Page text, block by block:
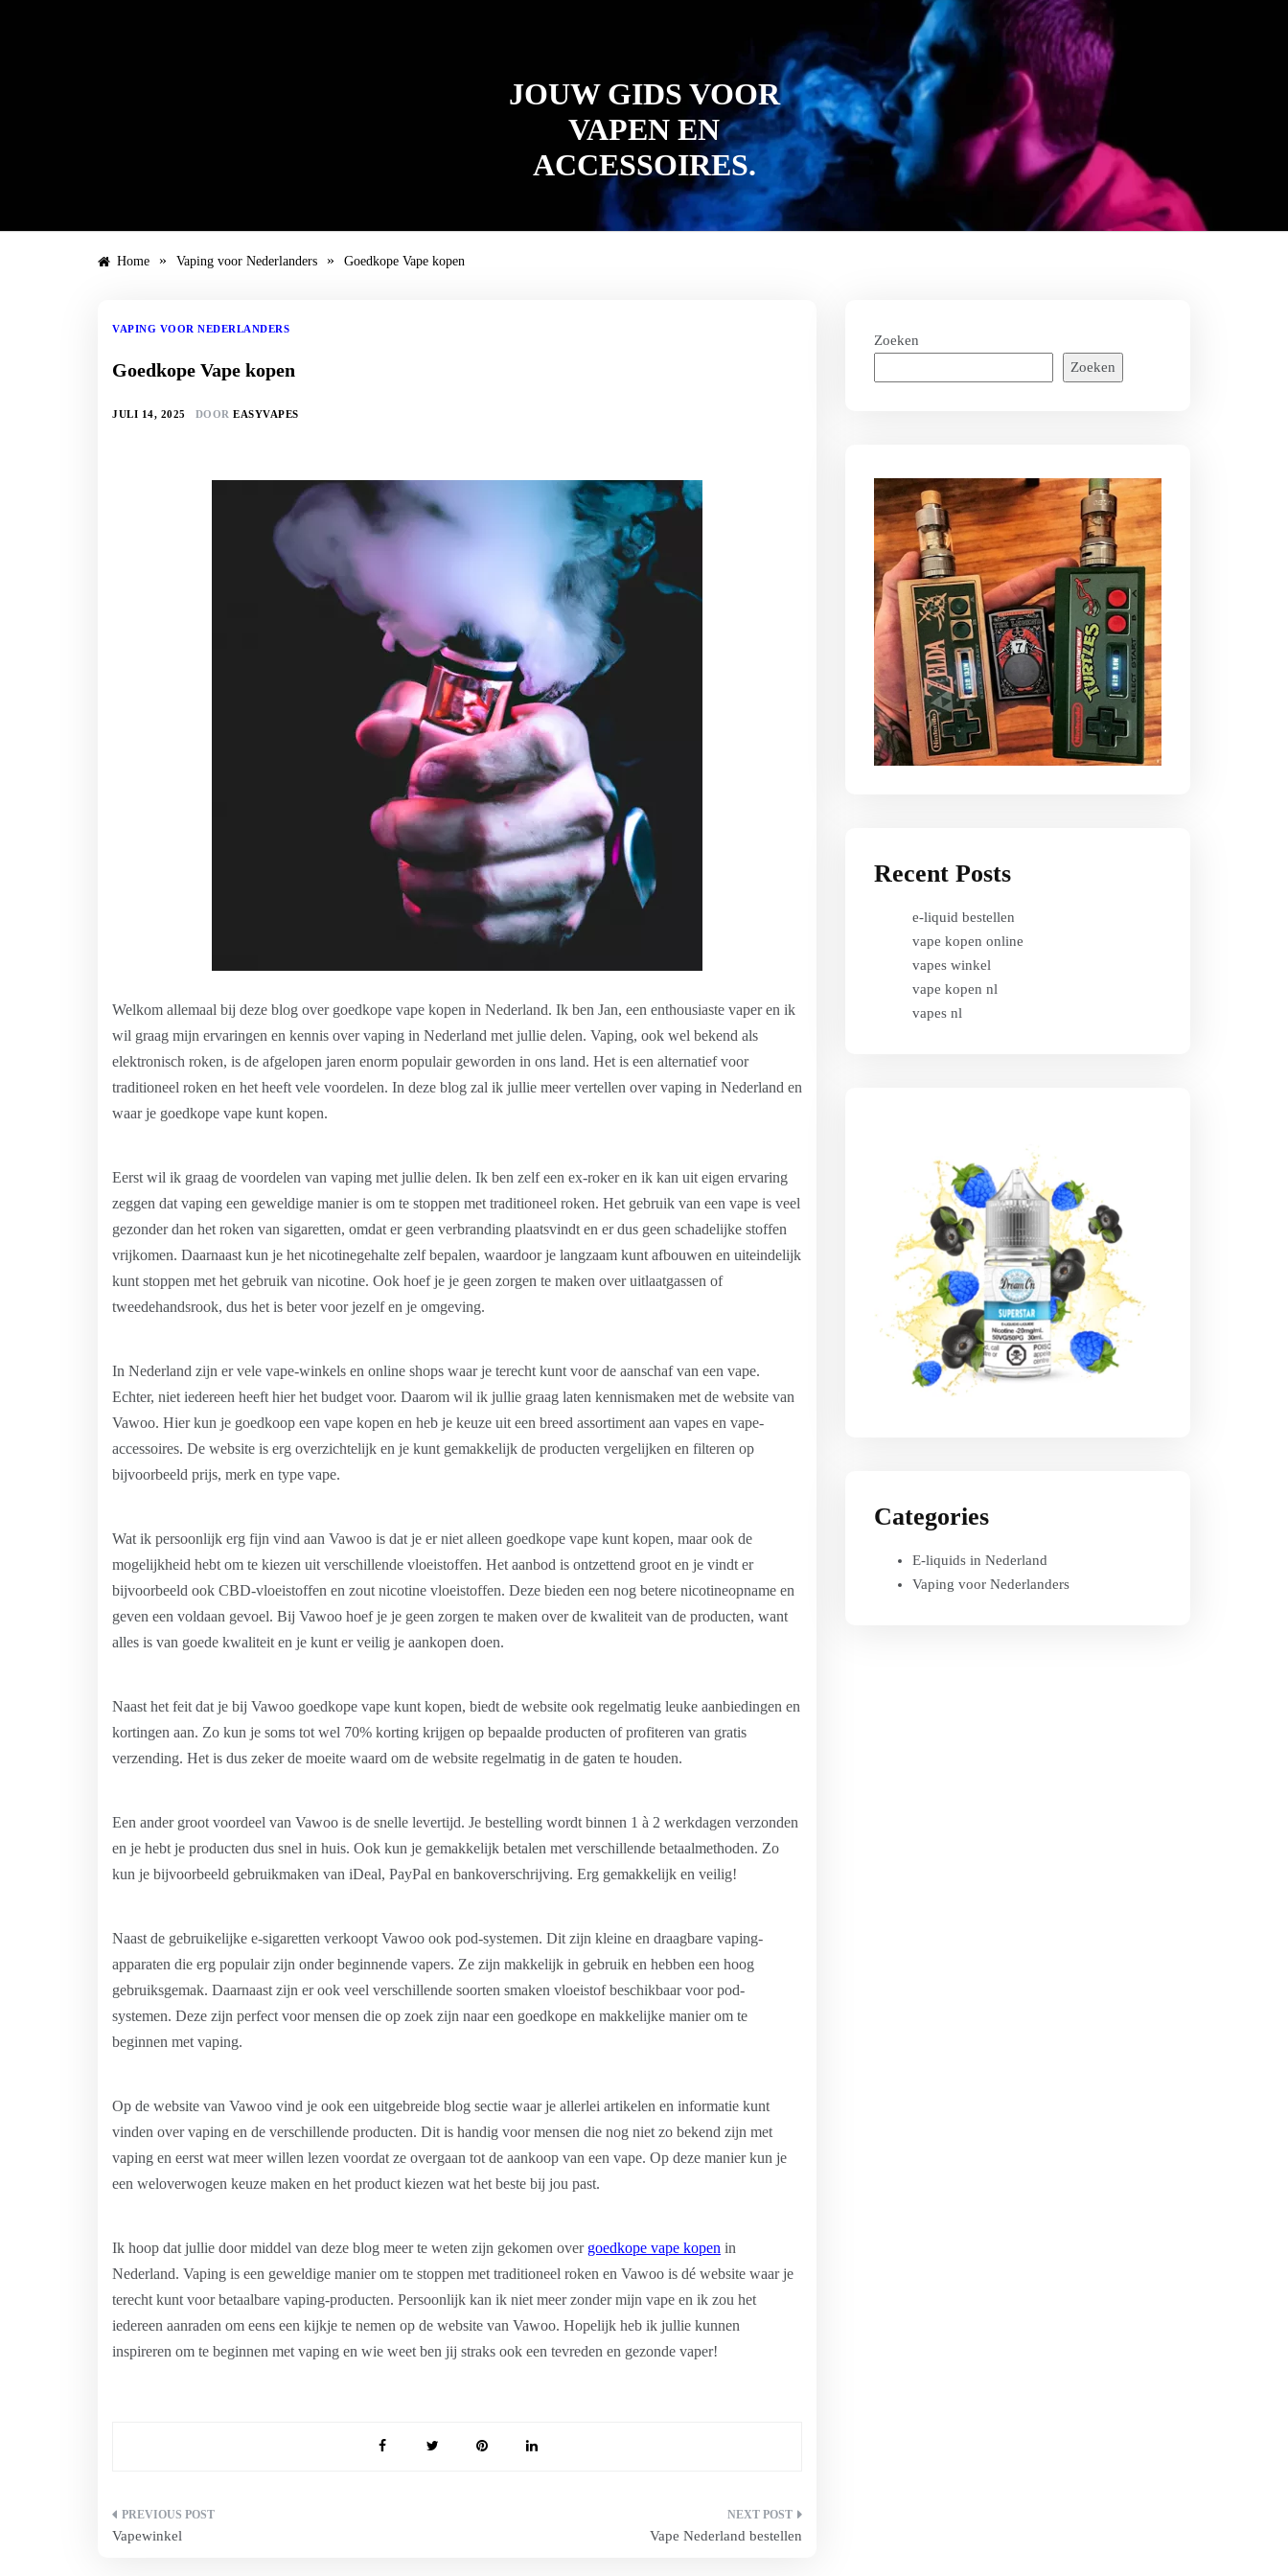
JOUW GIDS VOOR
VAPEN EN
ACCESSOIRES.
Home » Vaping voor Nederlanders » Goedkope Vape kopen
VAPING VOOR NEDERLANDERS
Goedkope Vape kopen
JULI 14, 2025 DOOR EASYVAPES
Welkom allemaal bij deze blog over goedkope vape kopen in Nederland. Ik ben Jan, een enthousiaste vaper en ik
wil graag mijn ervaringen en kennis over vaping in Nederland met jullie delen. Vaping, ook wel bekend als
elektronisch roken, is de afgelopen jaren enorm populair geworden in ons land. Het is een alternatief voor
traditioneel roken en het heeft vele voordelen. In deze blog zal ik jullie meer vertellen over vaping in Nederland en
waar je goedkope vape kunt kopen.
Eerst wil ik graag de voordelen van vaping met jullie delen. Ik ben zelf een ex-roker en ik kan uit eigen ervaring
zeggen dat vaping een geweldige manier is om te stoppen met traditioneel roken. Het gebruik van een vape is veel
gezonder dan het roken van sigaretten, omdat er geen verbranding plaatsvindt en er dus geen schadelijke stoffen
vrijkomen. Daarnaast kun je het nicotinegehalte zelf bepalen, waardoor je langzaam kunt afbouwen en uiteindelijk
kunt stoppen met het gebruik van nicotine. Ook hoef je je geen zorgen te maken over uitlaatgassen of
tweedehandsrook, dus het is beter voor jezelf en je omgeving.
In Nederland zijn er vele vape-winkels en online shops waar je terecht kunt voor de aanschaf van een vape.
Echter, niet iedereen heeft hier het budget voor. Daarom wil ik jullie graag laten kennismaken met de website van
Vawoo. Hier kun je goedkoop een vape kopen en heb je keuze uit een breed assortiment aan vapes en vape-
accessoires. De website is erg overzichtelijk en je kunt gemakkelijk de producten vergelijken en filteren op
bijvoorbeeld prijs, merk en type vape.
Wat ik persoonlijk erg fijn vind aan Vawoo is dat je er niet alleen goedkope vape kunt kopen, maar ook de
mogelijkheid hebt om te kiezen uit verschillende vloeistoffen. Het aanbod is ontzettend groot en je vindt er
bijvoorbeeld ook CBD-vloeistoffen en zout nicotine vloeistoffen. Deze bieden een nog betere nicotineopname en
geven een voldaan gevoel. Bij Vawoo hoef je je geen zorgen te maken over de kwaliteit van de producten, want
alles is van goede kwaliteit en je kunt er veilig je aankopen doen.
Naast het feit dat je bij Vawoo goedkope vape kunt kopen, biedt de website ook regelmatig leuke aanbiedingen en
kortingen aan. Zo kun je soms tot wel 70% korting krijgen op bepaalde producten of profiteren van gratis
verzending. Het is dus zeker de moeite waard om de website regelmatig in de gaten te houden.
Een ander groot voordeel van Vawoo is de snelle levertijd. Je bestelling wordt binnen 1 à 2 werkdagen verzonden
en je hebt je producten dus snel in huis. Ook kun je gemakkelijk betalen met verschillende betaalmethoden. Zo
kun je bijvoorbeeld gebruikmaken van iDeal, PayPal en bankoverschrijving. Erg gemakkelijk en veilig!
Naast de gebruikelijke e-sigaretten verkoopt Vawoo ook pod-systemen. Dit zijn kleine en draagbare vaping-
apparaten die erg populair zijn onder beginnende vapers. Ze zijn makkelijk in gebruik en hebben een hoog
gebruiksgemak. Daarnaast zijn er ook veel verschillende soorten smaken vloeistof beschikbaar voor pod-
systemen. Deze zijn perfect voor mensen die op zoek zijn naar een goedkope en makkelijke manier om te
beginnen met vaping.
Op de website van Vawoo vind je ook een uitgebreide blog sectie waar je allerlei artikelen en informatie kunt
vinden over vaping en de verschillende producten. Dit is handig voor mensen die nog niet zo bekend zijn met
vaping en eerst wat meer willen lezen voordat ze overgaan tot de aankoop van een vape. Op deze manier kun je
een weloverwogen keuze maken en het product kiezen wat het beste bij jou past.
Ik hoop dat jullie door middel van deze blog meer te weten zijn gekomen over goedkope vape kopen in
Nederland. Vaping is een geweldige manier om te stoppen met traditioneel roken en Vawoo is dé website waar je
terecht kunt voor betaalbare vaping-producten. Persoonlijk kan ik niet meer zonder mijn vape en ik zou het
iedereen aanraden om eens een kijkje te nemen op de website van Vawoo. Hopelijk heb ik jullie kunnen
inspireren om te beginnen met vaping en wie weet ben jij straks ook een tevreden en gezonde vaper!
Bericht
Vapewinkel Vape Nederland bestellen
Zoeken
Zoeken
Recent Posts
e-liquid bestellen
vape kopen online
vapes winkel
vape kopen nl
vapes nl
Categories
E-liquids in Nederland
Vaping voor Nederlanders